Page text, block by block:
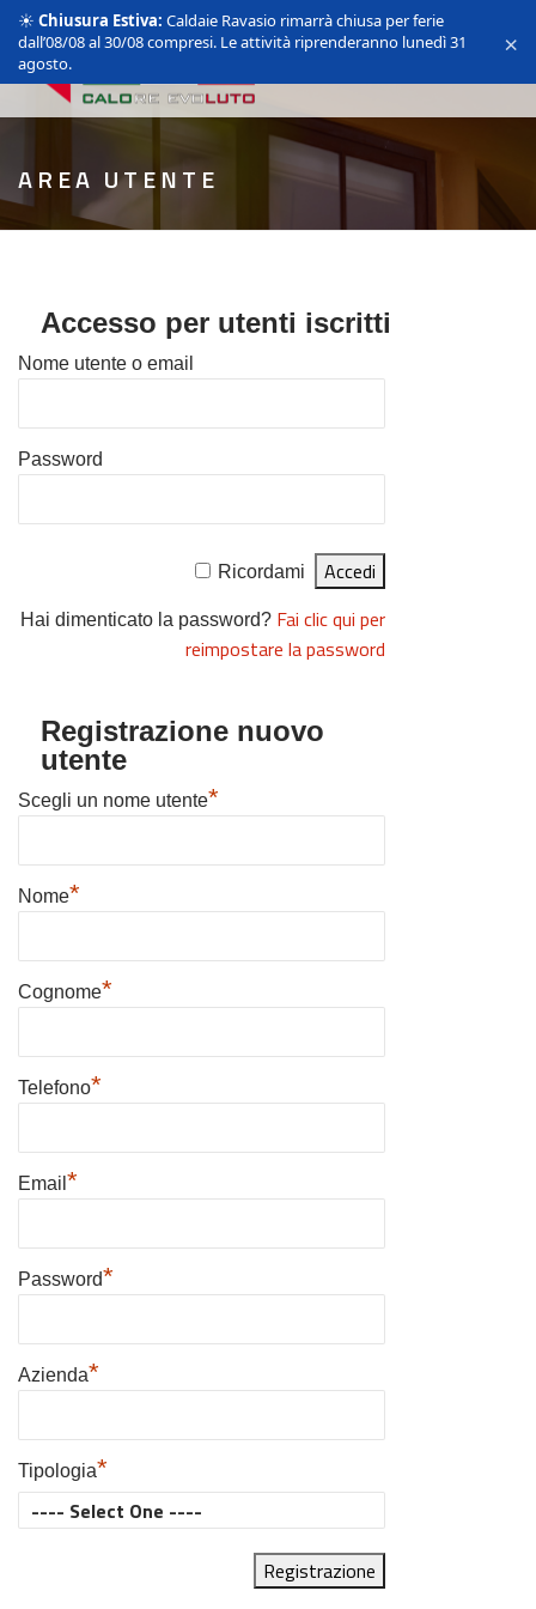
AREA UTENTE
Accesso per utenti iscritti
Nome utente o email
Password
Ricordami
Hai dimenticato la password? Fai clic qui per
reimpostare la password
Registrazione nuovo
utente
Scegli un nome utente*
Nome*
Cognome*
Telefono*
Email *
Password*
Azienda*
Tipologia*
☀️ Chiusura Estiva: Caldaie Ravasio rimarrà chiusa per ferie
dall’08/08 al 30/08 compresi. Le attività riprenderanno lunedì 31
agosto.
×